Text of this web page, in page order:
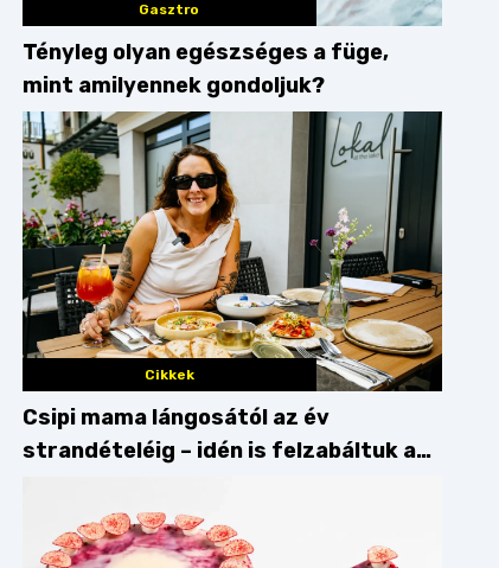
Gasztro
Tényleg olyan egészséges a füge,
mint amilyennek gondoljuk?
Cikkek
Csipi mama lángosától az év
strandételéig – idén is felzabáltuk a